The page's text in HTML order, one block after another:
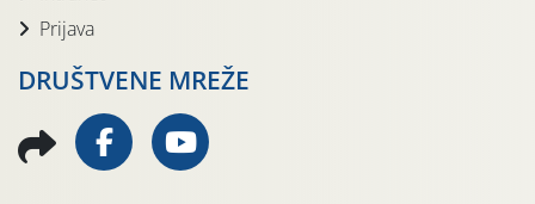
Prijava
DRUŠTVENE MREŽE